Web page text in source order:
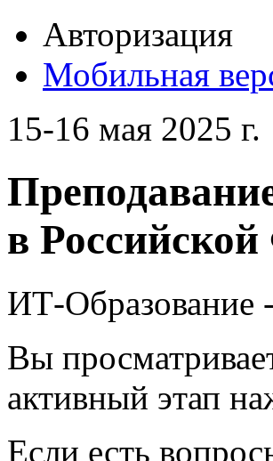
Авторизация
Мобильная
15-16 мая 2025 г.
в
ИТ-Образование
Вы
активный этап
Если есть